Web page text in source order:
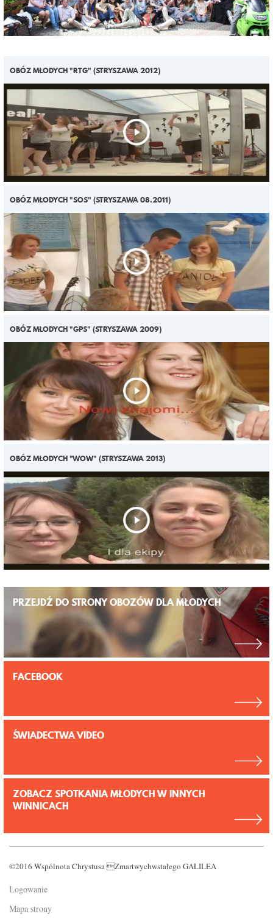
OBÓZ MŁODYCH "RTG" (STRYSZAWA 2012)
OBÓZ MŁODYCH "SOS" (STRYSZAWA 08.2011)
OBÓZ MŁODYCH "GPS" (STRYSZAWA 2009)
OBÓZ MŁODYCH "WOW" (STRYSZAWA 2013)
PRZEJDŹ DO STRONY OBOZÓW DLA MŁODYCH
FACEBOOK
ŚWIADECTWA VIDEO
ZOBACZ SPOTKANIA MŁODYCH W INNYCH
WINNICACH
©2016 Wspólnota Chrystusa Zmartwychwstałego GALILEA
Logowanie
Mapa strony